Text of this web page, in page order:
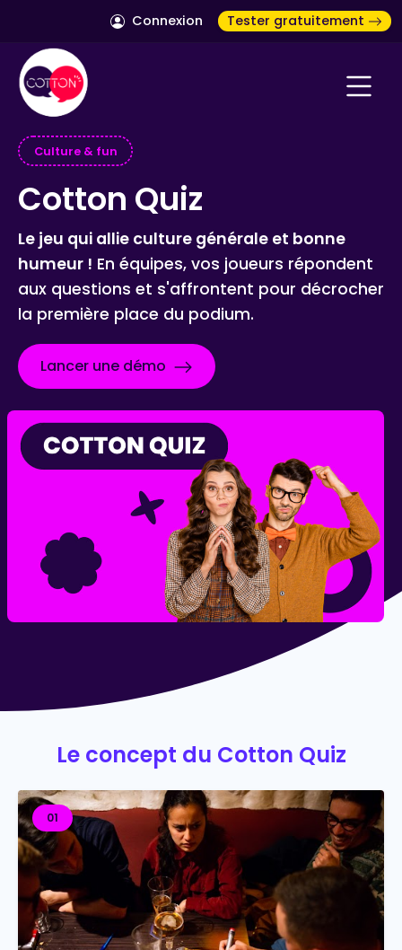
Connexion Tester gratuitement
Culture & fun
Cotton Quiz
Le jeu qui allie culture générale et bonne
humeur ! En équipes, vos joueurs répondent
aux questions et s'affrontent pour décrocher
la première place du podium.
Lancer une démo
Le concept du Cotton Quiz
01